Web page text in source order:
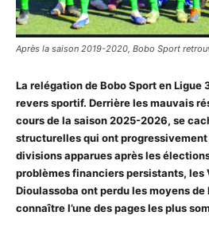
Après la saison 2019-2020, Bobo Sport
La relégation de Bobo Sport en Ligue
revers sportif. Derrière les mauvais
cours de la saison 2025-2026, se
structurelles qui ont
divisions apparues après les
problèmes financiers persistants, les
Dioulassoba ont perdu les moyens de
connaître l’une des pages les plus